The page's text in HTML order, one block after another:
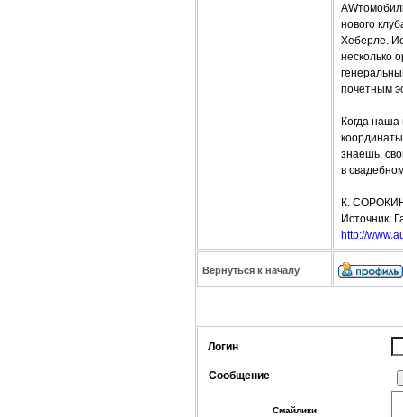
нового
Хеберле.
несколько
почетным
Когда наша
знаешь,
в
К.
Источник:
http://
Вернуться к началу
Логин
Сообщение
Смайлики